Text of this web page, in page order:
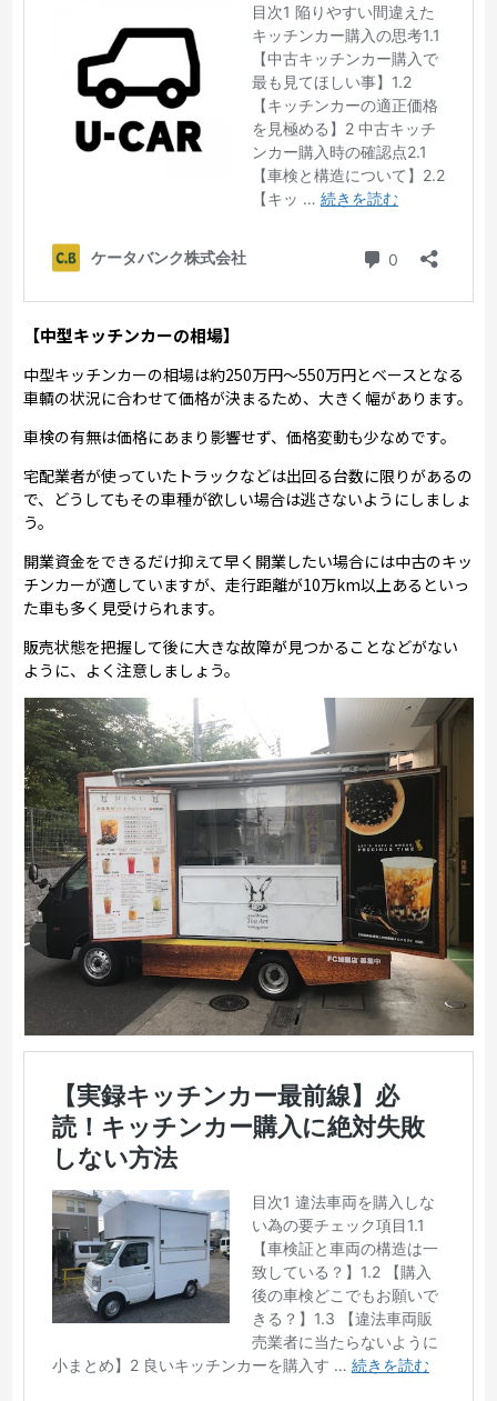
【中型キッチンカーの相場】
中型キッチンカーの相場は約250万円～550万円とベースとなる
車輌の状況に合わせて価格が決まるため、大きく幅があります。
車検の有無は価格にあまり影響せず、価格変動も少なめです。
宅配業者が使っていたトラックなどは出回る台数に限りがあるの
で、どうしてもその車種が欲しい場合は逃さないようにしましょ
う。
開業資金をできるだけ抑えて早く開業したい場合には中古のキッ
チンカーが適していますが、走行距離が10万km以上あるといっ
た車も多く見受けられます。
販売状態を把握して後に大きな故障が見つかることなどがない
ように、よく注意しましょう。